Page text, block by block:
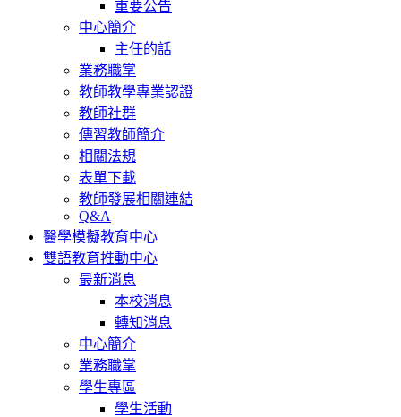
重要公告
中心簡介
主任的話
業務職掌
教師教學專業認證
教師社群
傳習教師簡介
相關法規
表單下載
教師發展相關連結
Q&A
醫學模擬教育中心
雙語教育推動中心
最新消息
本校消息
轉知消息
中心簡介
業務職掌
學生專區
學生活動